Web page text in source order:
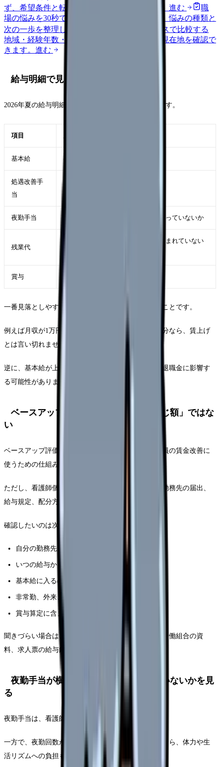
ず、希望条件と転職時期を自社で預かります。 進む
職
場の悩みを30秒で診断
辞めるべきか迷う前に、悩みの種類と
次の一歩を整理します。
給料コンパスで比較する
地域・経験年数・施設形態から、今の給料の現在地を確認で
きます。 進む
給与明細で見るべき5項目
2026年夏の給与明細では、次の5つを分けて確認します。
項目
基本給 ベースアップが土台に反映されたか
処遇改善手
当
夜勤手当 夜勤回数が増えただけで総額が上がっていないか
残業代
申請できているか、固定残業代に含まれていない
賞与
一番見落としやすいのは、総支給額だけで判断することです。
例えば月収が1万円増えていても、夜勤が1回増えた分なら、賃上げ
とは言い切れません。
逆に、基本給が上がっていれば、賞与、残業単価、退職金に影響す
る可能性があります。
ベースアップ評価料は「自動で全員同じ額」ではな
い
ベースアップ評価料は、病院や診療所が算定し、職員の賃金改善に
使うための仕組みです。
ただし、看護師個人の給与にどう反映されるかは、勤務先の届出、
給与規定、配分方針によって変わります。
確認したいのは次の点です。
自分の勤務先が対象の評価料を届け出ているか
いつの給与から反映されるか
基本給に入るのか、手当で支給されるのか
非常勤、外来、訪問看護部門、夜勤専従も対象か
賞与算定に含まれるか
聞きづらい場合は、人事説明資料、看護部の通知、労働組合の資
料、求人票の給与内訳から確認します。
夜勤手当が横ばいなら、回数で補っていないかを見
る
夜勤手当は、看護師の収入を支える大きな要素です。
一方で、夜勤回数が増えて月収が上がっているだけなら、体力や生
活リズムへの負担も増えています。